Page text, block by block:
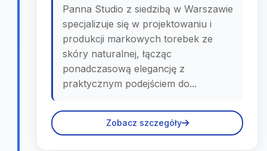
Panna Studio z siedzibą w Warszawie
specjalizuje się w projektowaniu i
produkcji markowych torebek ze
skóry naturalnej, łącząc
ponadczasową elegancję z
praktycznym podejściem do...
Zobacz szczegóły